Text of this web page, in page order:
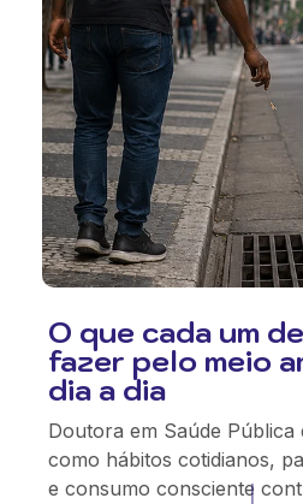
O que cada um
fazer pelo meio
dia a dia
Doutora em Saúde Pública
como hábitos cotidianos,
e consumo consciente